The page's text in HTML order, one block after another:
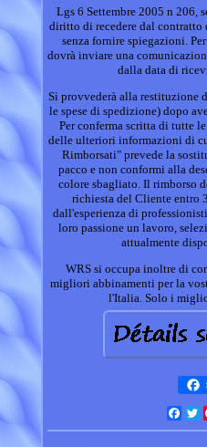
Lgs 6 Settembre 2005 n 206,
diritto di recedere dal
senza fornire spiegazioni.
dovrà inviare una
dalla data di
Si provvederà alla restituzione
le spese di spedizione) dopo
Per conferma scritta di tutte
delle ulteriori informazioni di
Rimborsati" prevede la
pacco e non conformi alla
colore sbagliato. Il rimborso
richiesta del Cliente entro
dall'esperienza di
loro passione un lavoro,
attualmente
WRS si occupa inoltre di
migliori abbinamenti per la
l'Italia. Solo i